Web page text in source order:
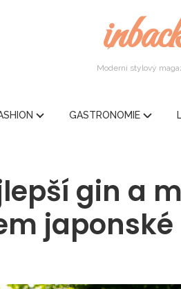
Moderní stylový
GASTRONOMIE
gin a